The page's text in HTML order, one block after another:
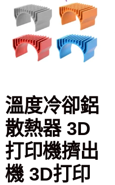
溫度冷卻鋁
散熱器 3D
打印機擠出
機 3D打印